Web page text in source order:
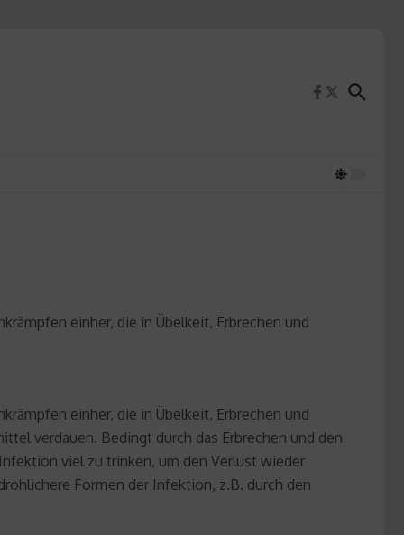
einher, die in Übelkeit, Erbrechen und
einher, die in Übelkeit, Erbrechen und
verdauen. Bedingt durch das Erbrechen und den
viel zu trinken, um den Verlust wieder
Formen der Infektion, z.B. durch den